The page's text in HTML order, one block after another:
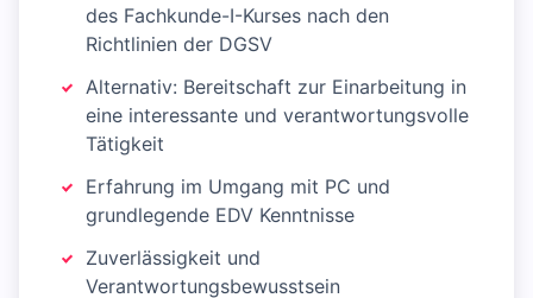
des Fachkunde-I-Kurses nach den
Richtlinien der DGSV
Alternativ: Bereitschaft zur Einarbeitung in
eine interessante und verantwortungsvolle
Tätigkeit
Erfahrung im Umgang mit PC und
grundlegende EDV Kenntnisse
Zuverlässigkeit und
Verantwortungsbewusstsein